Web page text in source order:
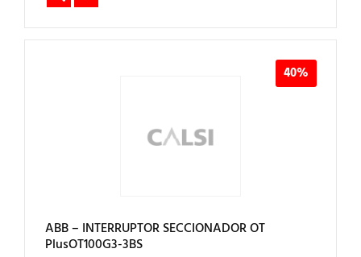
40%
ABB – INTERRUPTOR SECCIONADOR OT
PlusOT100G3-3BS